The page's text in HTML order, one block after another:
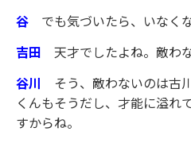
谷 でも気づいたら、いなく
吉田 天才でしたよね。敵わ
谷川 そう、敵わないのは古
くんもそうだし、才能に溢れ
すからね。